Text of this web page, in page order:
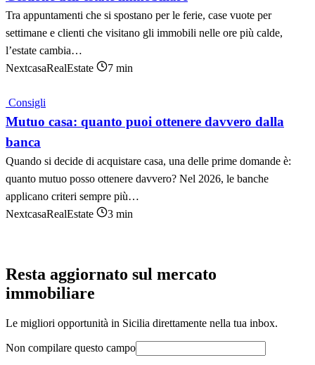
Tra appuntamenti che si spostano per le ferie, case vuote per
settimane e clienti che visitano gli immobili nelle ore più calde,
l’estate cambia…
NextcasaRealEstate
7 min
Consigli
Mutuo casa: quanto puoi ottenere davvero dalla
banca
Quando si decide di acquistare casa, una delle prime domande è:
quanto mutuo posso ottenere davvero? Nel 2026, le banche
applicano criteri sempre più…
NextcasaRealEstate
3 min
Resta aggiornato sul mercato
immobiliare
Le migliori opportunità in Sicilia direttamente nella tua inbox.
Non compilare questo campo